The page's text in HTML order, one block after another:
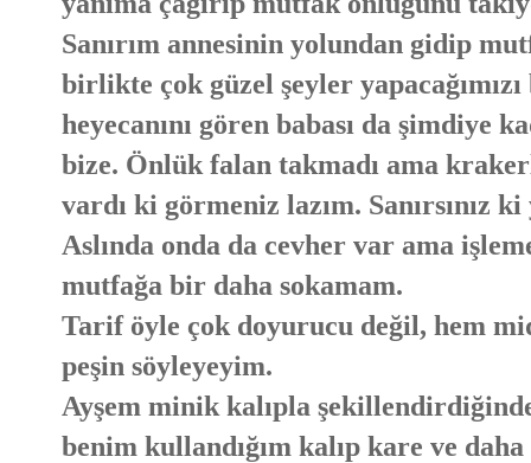
Sanırım annesinin yolundan gidip
birlikte çok güzel şeyler
heyecanını gören babası da şimdiye
bize. Önlük falan takmadı ama
vardı ki görmeniz lazım. Sanırsınız
Aslında onda da cevher var ama
mutfağa bir daha sokamam.
Tarif öyle çok doyurucu değil, hem
peşin söyleyeyim.
Ayşem minik kalıpla
benim kullandığım kalıp kare ve